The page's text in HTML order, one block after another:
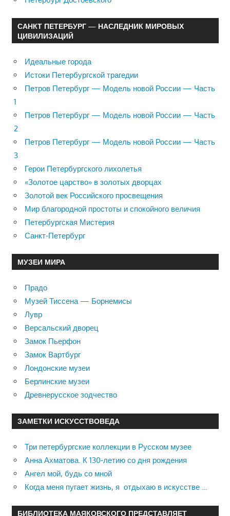
САНКТ ПЕТЕРБУРГ — НАСЛЕДНИК МИРОВЫХ
ЦИВИЛИЗАЦИЙ
Идеальные города
Истоки Петербургской трагедии
Петров Петербург — Модель новой России — Часть
1
Петров Петербург — Модель новой России — Часть
2
Петров Петербург — Модель новой России — Часть
3
Герои Петербургского лихолетья
«Золотое царство» в золотых дворцах
Золотой век Российского просвещения
Мир благородной простоты и спокойного величия
Петербургская Мистерия
Санкт-Петербург
МУЗЕИ МИРА
Прадо
Музей Тиссена — Борнемисы
Лувр
Версальский дворец
Замок Пьерфон
Замок Вартбург
Лондонские музеи
Берлинские музеи
Древнерусское зодчество
ЗАМЕТКИ ИСКУССТВОВЕДА
Три петербургские коллекции в Русском музее
Анна Ахматова. К 130-летию со дня рождения
Ангел мой, будь со мной
Когда меня пугает жизнь, я отдыхаю в искусстве …
БИБЛИОТЕКА МАЯКОВСКОГО ПРЕДСТАВЛЯЕТ